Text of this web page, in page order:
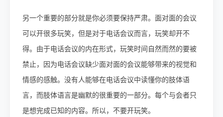
另一个重要的部分就是你必须要保持严肃。面对面的会议
可以开很多玩笑，但是对于电话会议而言，玩笑却开不
得。由于电话会议的内在形式，玩笑时间自然而然的要被
禁止，因为电话会议缺少面对面的会议能够带来的视觉和
情感的感触。没有人能够在电话会议中读懂你的肢体语
言，而肢体语言是幽默的很重要的一部分。每个与会者只
是想完成已知的内容。所以，不要开玩笑。